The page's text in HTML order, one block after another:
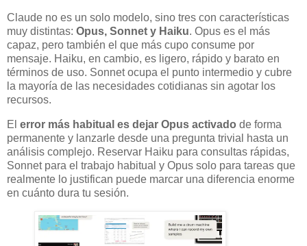
Claude no es un solo modelo, sino tres con características
muy distintas: Opus, Sonnet y Haiku. Opus es el más
capaz, pero también el que más cupo consume por
mensaje. Haiku, en cambio, es ligero, rápido y barato en
términos de uso. Sonnet ocupa el punto intermedio y cubre
la mayoría de las necesidades cotidianas sin agotar los
recursos.
El error más habitual es dejar Opus activado de forma
permanente y lanzarle desde una pregunta trivial hasta un
análisis complejo. Reservar Haiku para consultas rápidas,
Sonnet para el trabajo habitual y Opus solo para tareas que
realmente lo justifican puede marcar una diferencia enorme
en cuánto dura tu sesión.